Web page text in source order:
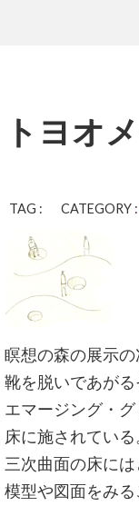
トヨオ
TAG : CATEGORY :
瞑想の森の展示の
靴を脱いであが
エマージング・
床に施されている
三次曲面の床に
模型や図面をみる